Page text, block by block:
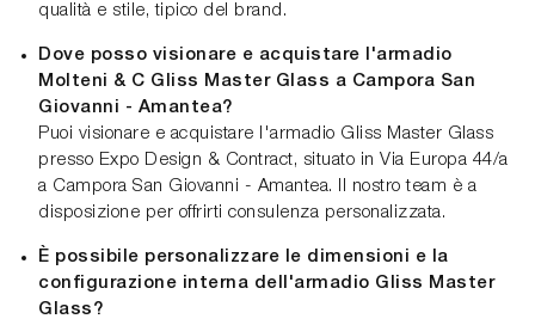
qualità e stile, tipico del brand.
Dove posso visionare e acquistare l'armadio
Molteni & C Gliss Master Glass a Campora San
Giovanni - Amantea?
Puoi visionare e acquistare l'armadio Gliss Master Glass
presso Expo Design & Contract, situato in Via Europa 44/a
a Campora San Giovanni - Amantea. Il nostro team è a
disposizione per offrirti consulenza personalizzata.
È possibile personalizzare le dimensioni e la
configurazione interna dell'armadio Gliss Master
Glass?